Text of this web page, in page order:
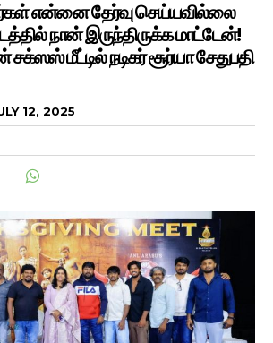
என்னை தேர்வு செய்யவில்லை
நான் இருந்திருக்க மாட்டேன்!
மீட்டில் நடிகர் சூர்யா சேதுபதி
12, 2025